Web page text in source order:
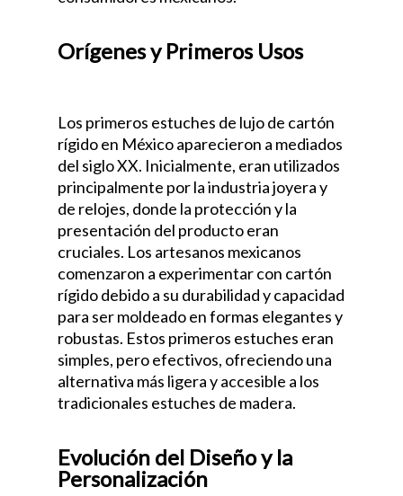
Orígenes y Primeros Usos
Los primeros estuches de lujo de cartón
rígido en México aparecieron a mediados
del siglo XX. Inicialmente, eran utilizados
principalmente por la industria joyera y
de relojes, donde la protección y la
presentación del producto eran
cruciales. Los artesanos mexicanos
comenzaron a experimentar con cartón
rígido debido a su durabilidad y capacidad
para ser moldeado en formas elegantes y
robustas. Estos primeros estuches eran
simples, pero efectivos, ofreciendo una
alternativa más ligera y accesible a los
tradicionales estuches de madera.
Evolución del Diseño y la
Personalización